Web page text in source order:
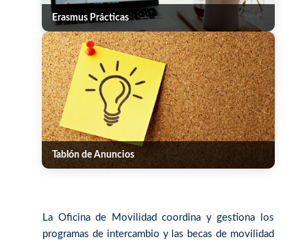
Erasmus Prácticas
Tablón de Anuncios
La Oficina de Movilidad coordina y gestiona los
programas de intercambio y las becas de movilidad